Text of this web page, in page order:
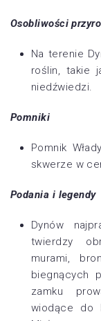
Osobliwości
Na terenie
roślin, takie
niedźwiedzi.
Pomniki
Pomnik
skwerze w
Podania i legendy
Dynów
twierdzy
murami,
biegnących
zamku
wiodące do